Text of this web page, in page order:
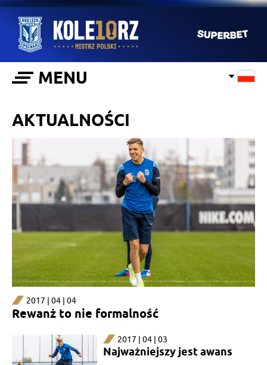
MENU
AKTUALNOŚCI
2017 | 04 | 04
Rewanż to nie formalność
2017 | 04 | 03
Najważniejszy jest awans